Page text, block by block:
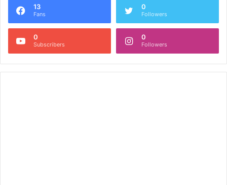
13
Fans
0
Followers
0
Subscribers
0
Followers